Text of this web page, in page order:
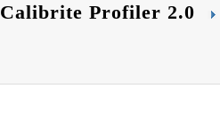
Calibrite Profiler 2.0